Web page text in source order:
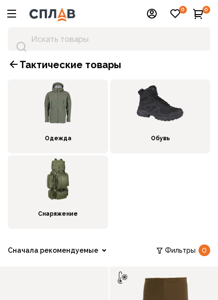
0 0
Тактические товары
Одежда Обувь
Снаряжение
Сначала рекомендуемые Фильтры 0